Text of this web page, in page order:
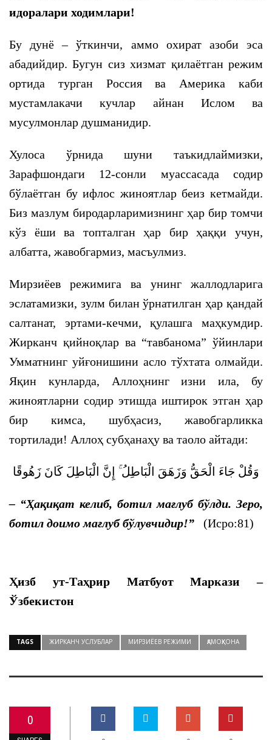
идоралари ходимлари!
Бу дунё – ўткинчи, аммо охират азоби эса
абадийдир. Бугун сиз хизмат қилаётган режим
ортида турган Россия ва Америка каби
мустамлакачи кучлар айнан Ислом ва
мусулмонлар душманидир.
Хулоса ўрнида шуни таъкидлаймизки,
Зарафшондаги 12-сонли муассасада содир
бўлаётган бу ифлос жиноятлар беиз кетмайди.
Биз мазлум биродарларимизнинг ҳар бир томчи
кўз ёши ва топталган ҳар бир ҳаққи учун,
албатта, жавобгармиз, масъулмиз.
Мирзиёев режимига ва унинг жаллодларига
эслатамизки, зулм билан ўрнатилган ҳар қандай
салтанат, эртами-кечми, қулашга маҳкумдир.
Жирканч қийноқлар ва “тавбанома” ўйинлари
Умматнинг уйғонишини асло тўхтата олмайди.
Яқин кунларда, Аллоҳнинг изни ила, бу
жиноятларни содир этишда иштирок этган ҳар
бир кимса, шубҳасиз, жавобгарликка
тортилади! Аллоҳ субҳанаҳу ва таоло айтади:
وَقُلْ جَاءَ الْحَقُّ وَزَهَقَ الْبَاطِلُ ۚ إِنَّ الْبَاطِلَ كَانَ زَهُوقًا
– “Ҳақиқат келиб, ботил мағлуб бўлди. Зеро,
ботил доимо мағлуб бўлувчидир!” (Исро:81)
Ҳизб ут-Таҳрир Матбуот Маркази –
Ўзбекистон
TAGS ЖИРКАНЧ УСЛУБЛАР МИРЗИЁЕВ РЕЖИМИ ҚАМОҚХОНА
0